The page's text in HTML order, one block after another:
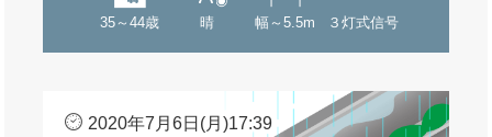
35～44歳 晴 幅～5.5m ３灯式信号
2020年7月6日(月)17:39